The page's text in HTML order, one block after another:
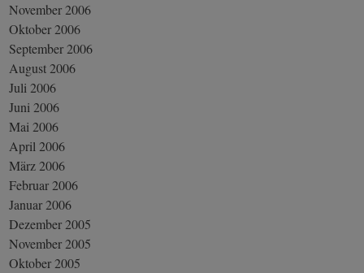
November 2006
Oktober 2006
September 2006
August 2006
Juli 2006
Juni 2006
Mai 2006
April 2006
März 2006
Februar 2006
Januar 2006
Dezember 2005
November 2005
Oktober 2005